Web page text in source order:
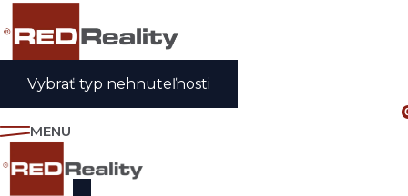
na
Vybrať typ nehnuteľnosti
MENU